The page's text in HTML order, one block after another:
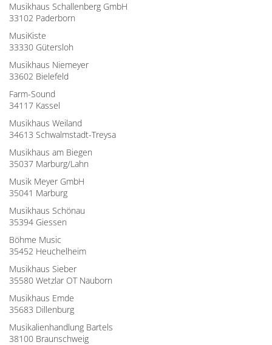
Musikhaus Schallenberg GmbH
33102 Paderborn
MusiKiste
33330 Gütersloh
Musikhaus Niemeyer
33602 Bielefeld
Farm-Sound
34117 Kassel
Musikhaus Weiland
34613 Schwalmstadt-Treysa
Musikhaus am Biegen
35037 Marburg/Lahn
Musik Meyer GmbH
35041 Marburg
Musikhaus Schönau
35394 Giessen
Böhme Music
35452 Heuchelheim
Musikhaus Sieber
35580 Wetzlar OT Nauborn
Musikhaus Emde
35683 Dillenburg
Musikalienhandlung Bartels
38100 Braunschweig